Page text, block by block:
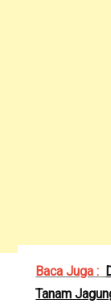
Baca Juga :
Tanam